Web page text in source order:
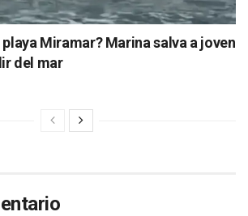
Miramar? Marina salva a joven
del mar